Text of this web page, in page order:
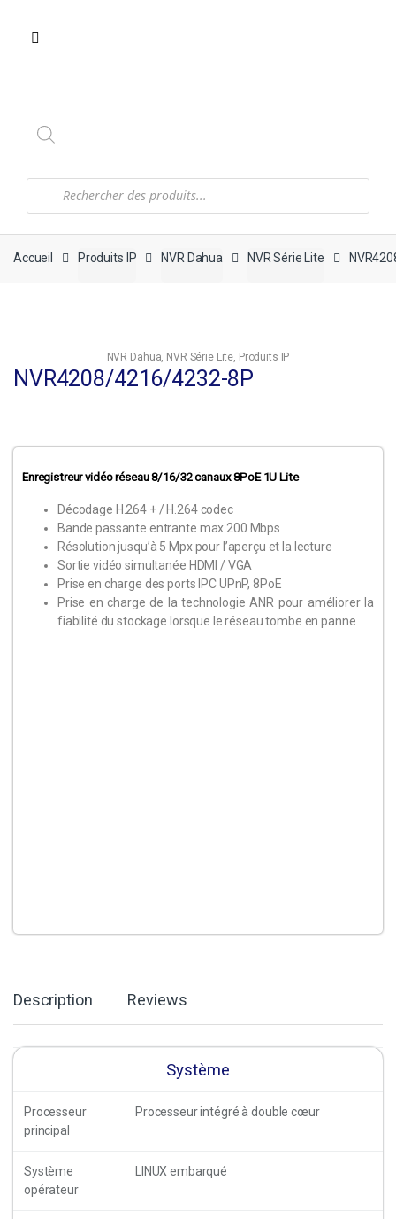
produits
Accueil Produits IP NVR Dahua NVR Série Lite
NVR Dahua, NVR Série Lite, Produits IP
NVR4208/4216/4232-8P
Enregistreur vidéo réseau 8/16/32 canaux 8PoE 1U Lite
Décodage H.264 + / H.264 codec
Bande passante entrante max 200 Mbps
Résolution jusqu’à 5 Mpx pour l’aperçu et la lecture
Sortie vidéo simultanée HDMI / VGA
Prise en charge des ports IPC UPnP, 8PoE
Prise en charge de la technologie ANR pour améliorer la
fiabilité du stockage lorsque le réseau tombe en panne
Description Reviews
Système
Processeur
principal
Processeur intégré à double cœur
Système
opérateur
LINUX embarqué